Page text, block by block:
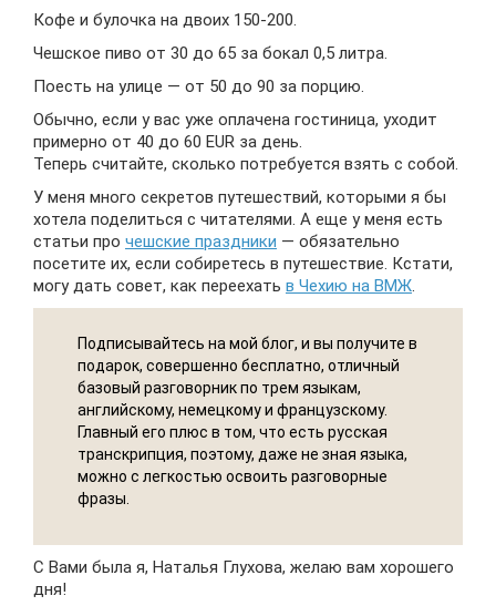
Кофе и булочка на двоих 150-200.
Чешское пиво от 30 до 65 за бокал 0,5 литра.
Поесть на улице — от 50 до 90 за порцию.
Обычно, если у вас уже оплачена гостиница, уходит
примерно от 40 до 60 EUR за день.
Теперь считайте, сколько потребуется взять с собой.
У меня много секретов путешествий, которыми я бы
хотела поделиться с читателями. А еще у меня есть
статьи про чешские праздники — обязательно
посетите их, если собиретесь в путешествие. Кстати,
могу дать совет, как переехать в Чехию на ВМЖ.
Подписывайтесь на мой блог, и вы получите в
подарок, совершенно бесплатно, отличный
базовый разговорник по трем языкам,
английскому, немецкому и французскому.
Главный его плюс в том, что есть русская
транскрипция, поэтому, даже не зная языка,
можно с легкостью освоить разговорные
фразы.
С Вами была я, Наталья Глухова, желаю вам хорошего
дня!